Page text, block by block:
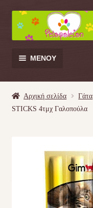
Απευθείας
μετάβαση
στην
πλοήγηση
Μετάβαση
σε
περιεχόμενο
ΜΕΝΟΎ
Κουνέλι
Πουλί
Αρχική σελίδα Γάτα
STICKS 4τμχ Γαλοπούλα